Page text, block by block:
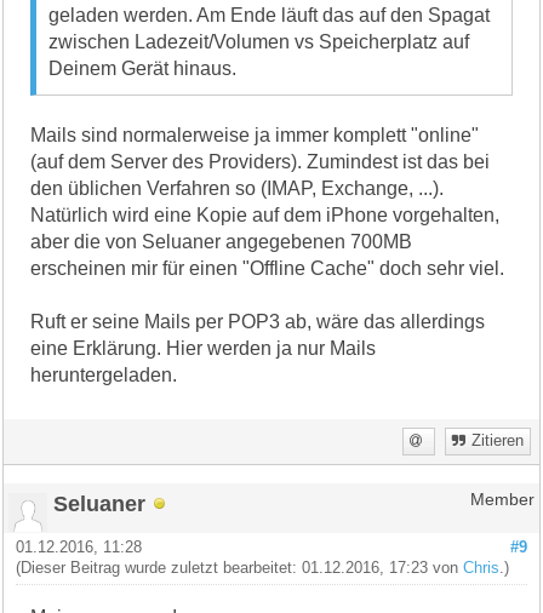
geladen werden. Am Ende läuft das auf den Spagat
zwischen Ladezeit/Volumen vs Speicherplatz auf
Deinem Gerät hinaus.
Mails sind normalerweise ja immer komplett "online"
(auf dem Server des Providers). Zumindest ist das bei
den üblichen Verfahren so (IMAP, Exchange, ...).
Natürlich wird eine Kopie auf dem iPhone vorgehalten,
aber die von Seluaner angegebenen 700MB
erscheinen mir für einen "Offline Cache" doch sehr viel.
Ruft er seine Mails per POP3 ab, wäre das allerdings
eine Erklärung. Hier werden ja nur Mails
heruntergeladen.
Zitieren
Seluaner Member
#9
01.12.2016, 11:28
(Dieser Beitrag wurde zuletzt bearbeitet: 01.12.2016, 17:23 vonChris .)